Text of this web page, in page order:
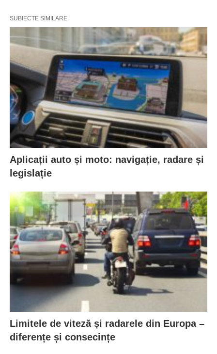
SUBIECTE SIMILARE
Aplicații auto și moto: navigație, radare și
legislație
Limitele de viteză și radarele din Europa –
diferențe și consecințe